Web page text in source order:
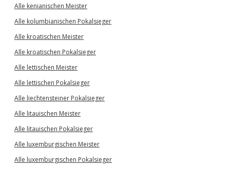
Alle kenianischen Meister
Alle kolumbianischen Pokalsieger
Alle kroatischen Meister
Alle kroatischen Pokalsieger
Alle lettischen Meister
Alle lettischen Pokalsieger
Alle liechtensteiner Pokalsieger
Alle litauischen Meister
Alle litauischen Pokalsieger
Alle luxemburgischen Meister
Alle luxemburgischen Pokalsieger